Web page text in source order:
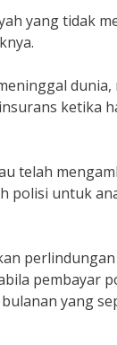
yang tidak
ketika
telah
polisi untuk
pembayar
yang